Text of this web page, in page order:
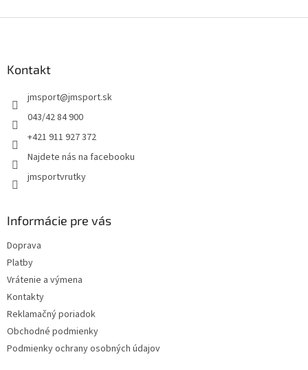
Kontakt
jmsport@jmsport.sk
043/42 84 900
+421 911 927 372
Najdete nás na facebooku
jmsportvrutky
Informácie pre vás
Doprava
Platby
Vrátenie a výmena
Kontakty
Reklamačný poriadok
Obchodné podmienky
Podmienky ochrany osobných údajov